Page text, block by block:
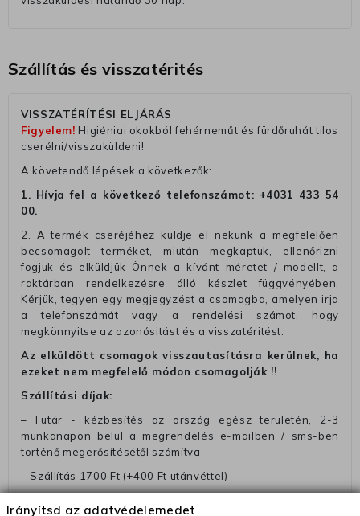
Szállítás és visszatérités
VISSZATÉRÍTÉSI ELJÁRÁS
Figyelem! Higiéniai okokból fehérneműt és fürdőruhát tilos
cserélni/visszaküldeni!
A követendő lépések a következők:
1. Hívja fel a következő telefonszámot: +4031 433 54
00.
2. A termék cseréjéhez küldje el nekünk a megfelelően
becsomagolt terméket, miután megkaptuk, ellenőrizni
fogjuk és elküldjük Önnek a kívánt méretet / modellt, a
raktárban rendelkezésre álló készlet függvényében.
Kérjük, tegyen egy megjegyzést a csomagba, amelyen irja
a telefonszámát vagy a rendelési számot, hogy
megkönnyitse az azonósitást és a visszatéritést.
Az elküldött csomagok visszautasításra kerülnek, ha
ezeket nem megfelelő módon csomagolják !!
Szállítási díjak:
– Futár - kézbesítés az ország egész területén, 2-3
munkanapon belül a megrendelés e-mailben / sms-ben
történő megerősítésétől számítva
– Szállítás 1700 Ft (+400 Ft utánvéttel)
Irányítsd az adatvédelemedet